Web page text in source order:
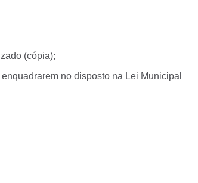
(cópia);
no disposto na Lei Municipal